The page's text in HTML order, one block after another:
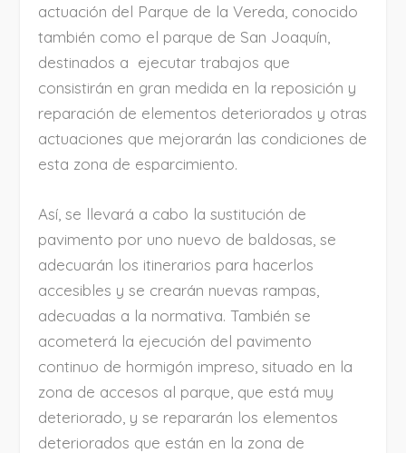
actuación del Parque de la Vereda, conocido
también como el parque de San Joaquín,
destinados a ejecutar trabajos que
consistirán en gran medida en la reposición y
reparación de elementos deteriorados y otras
actuaciones que mejorarán las condiciones de
esta zona de esparcimiento.
Así, se llevará a cabo la sustitución de
pavimento por uno nuevo de baldosas, se
adecuarán los itinerarios para hacerlos
accesibles y se crearán nuevas rampas,
adecuadas a la normativa. También se
acometerá la ejecución del pavimento
continuo de hormigón impreso, situado en la
zona de accesos al parque, que está muy
deteriorado, y se repararán los elementos
deteriorados que están en la zona de